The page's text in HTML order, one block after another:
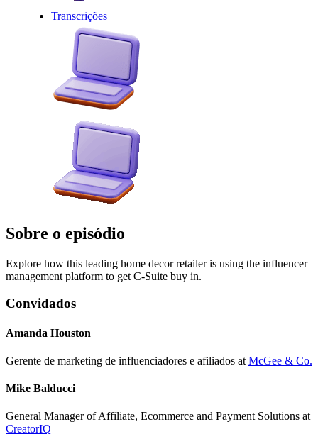
Transcrições
Sobre o episódio
Explore how this leading home decor retailer is using the influencer
management platform to get C-Suite buy in.
Convidados
Amanda Houston
Gerente de marketing de influenciadores e afiliados at McGee & Co.
Mike Balducci
General Manager of Affiliate, Ecommerce and Payment Solutions at
CreatorIQ